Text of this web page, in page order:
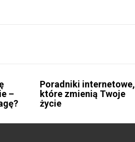
–
Poradniki internetowe,
które zmienią Twoje
życie